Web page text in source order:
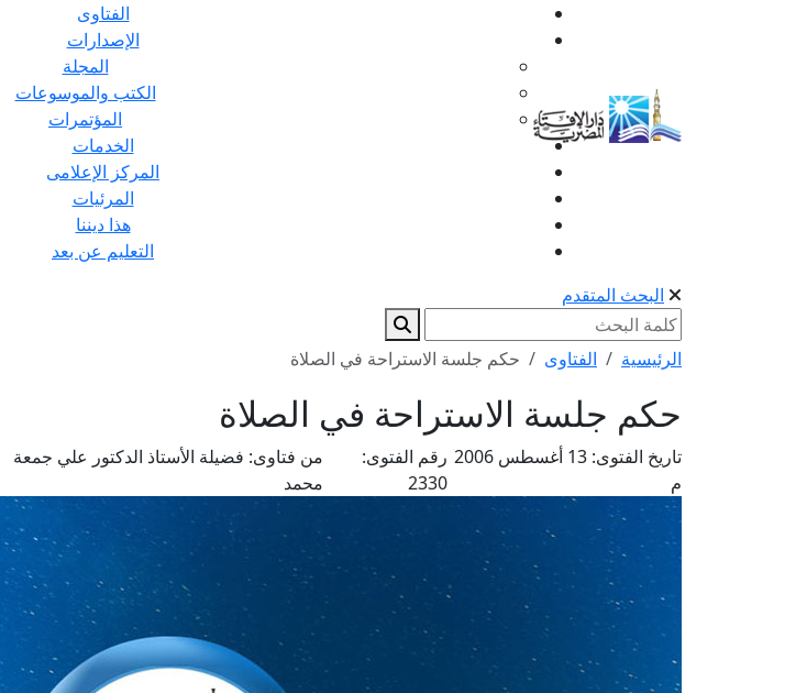
الفتاوى
الإصدارات
المجلة
الكتب والموسوعات
المؤتمرات
الخدمات
المركز الإعلامى
المرئيات
هذا ديننا
التعليم عن بعد
البحث المتقدم
الرئيسية الفتاوى حكم جلسة الاستراحة في الصلاة
حكم جلسة الاستراحة في الصلاة
تاريخ الفتوى:
13 أغسطس 2006
م
رقم الفتوى:
2330
من فتاوى: فضيلة الأستاذ الدكتور علي جمعة
محمد